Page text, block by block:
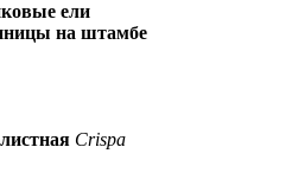
ели
на штамбе
Crispa